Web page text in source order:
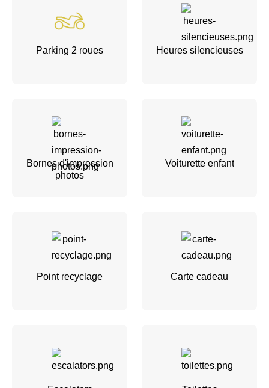
Parking 2 roues Heures silencieuses
Bornes d'impression
photos
Voiturette enfant
Point recyclage Carte cadeau